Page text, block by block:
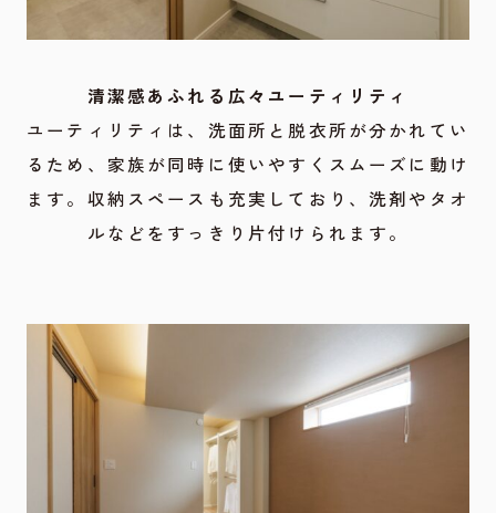
清潔感あふれる広々ユーティリティ
ユーティリティは、洗面所と脱衣所が分かれてい
るため、家族が同時に使いやすくスムーズに動け
ます。収納スペースも充実しており、洗剤やタオ
ルなどをすっきり片付けられます。